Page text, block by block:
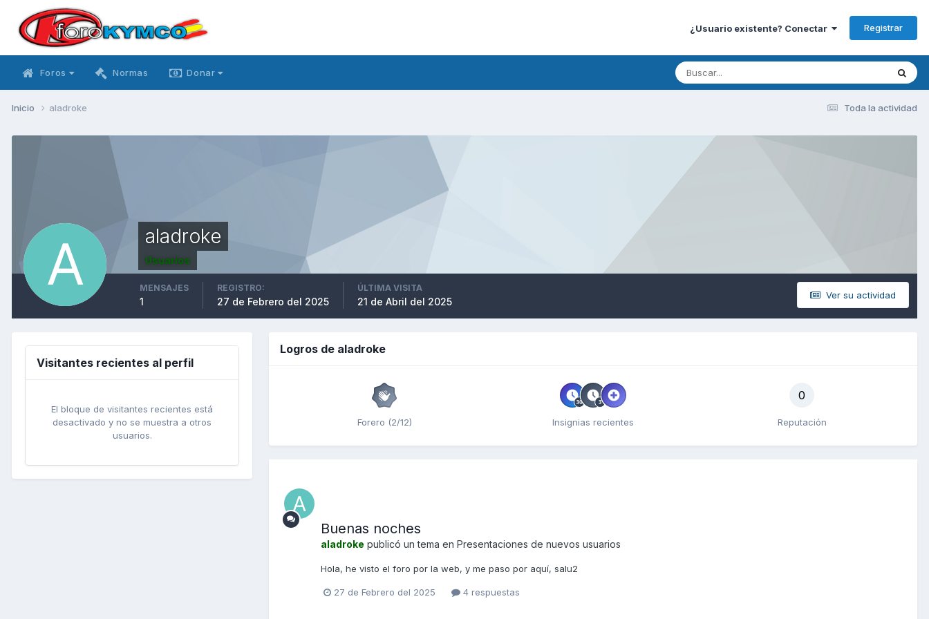
¿Usuario existente? Conectar Registrar
Foros Normas Donar
Toda la actividad
Inicio aladroke
aladroke
Usuarios
Ver su actividad
MENSAJES
1
REGISTRO:
27 de Febrero del 2025
ÚLTIMA VISITA
21 de Abril del 2025
Visitantes recientes al perfil
El bloque de visitantes recientes está
desactivado y no se muestra a otros
usuarios.
Logros de aladroke
Forero (2/12) Insignias recientes
0
Reputación
Buenas noches
aladroke publicó un tema en Presentaciones de nuevos usuarios
Hola, he visto el foro por la web, y me paso por aquí, salu2
27 de Febrero del 2025 4 respuestas